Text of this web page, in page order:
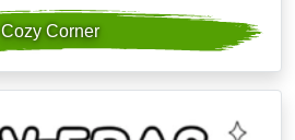
Cozy Corner